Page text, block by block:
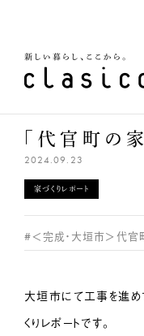
「代官町の
2024.09.23
家づくりレポート
#＜完成・大垣市＞代官
大垣市にて工事を進め
くりレポートです。